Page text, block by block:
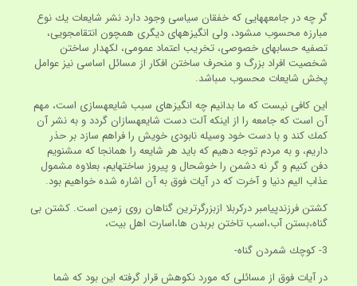
گر چه در جامعه‏هايى كه خفقان سياسى وجود دارد نشر شايعات يك نوع
مبارزه محسوب مى‏شود، ولى انگيزه‏هاى ديگرى همچون انتقام‏جويى،
تصفيه حسابهاى خصوصى، تخريب اعتماد عمومى، لكه‏دار ساختن
شخصيت افراد بزرگ و منحرف ساختن افكار از مسائل اساسى نيز عوامل
پخش شايعات محسوب مى‏باشد.
اين كافى نيست كه ما بدانيم چه انگيزه‏اى سبب شايعه‏سازى است، مهم
آن است كه جامعه را از اينكه آلت دست شايعه‏سازان گردد و به نشر آن
كمك كند و با دست خود وسيله نابودى خويش را فراهم سازد بر حذر
داريم، و به مردم توجه دهيم كه بايد هر شايعه را همانجا كه مى‏شنويم
دفن كنيم و گر نه دشمن را خوشحال و پيروز ساخته‏ايم، بعلاوه مشمول
عذاب اليم دنيا و آخرت كه در آيات فوق به آن اشاره شده خواهيم بود.
کشتن فرزندپیامبر درکربلا ازبزرگرترین گناهان روی زمین است. کشتن بی
گناه،بستن آب،اسب تاختن بربدن ها،اسارت اهل بیت،
3- كوچك شمردن گناه-
در آيات فوق از مسائلى كه مورد نكوهش قرار گرفته اين بود كه شما